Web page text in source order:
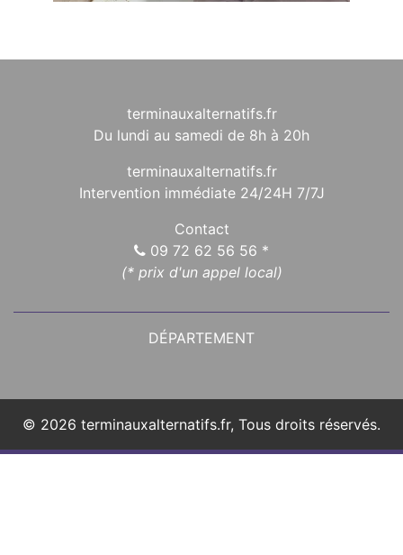
terminauxalternatifs.fr
Du lundi au samedi de 8h à 20h
terminauxalternatifs.fr
Intervention immédiate 24/24H 7/7J
Contact
09 72 62 56 56 *
(* prix d'un appel local)
DÉPARTEMENT
© 2026 terminauxalternatifs.fr, Tous droits réservés.